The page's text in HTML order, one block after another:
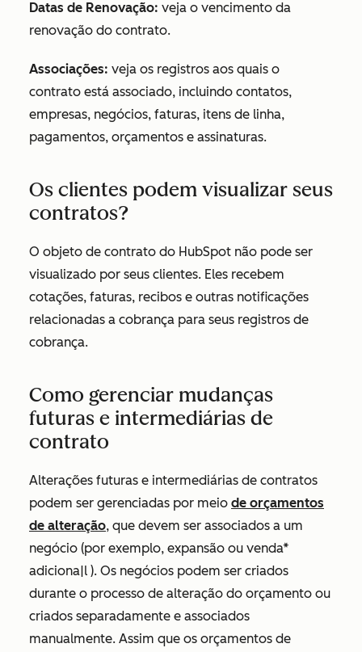
Datas de Renovação: veja o vencimento da
renovação do contrato.
Associações: veja os registros aos quais o
contrato está associado, incluindo contatos,
empresas, negócios, faturas, itens de linha,
pagamentos, orçamentos e assinaturas.
Os clientes podem visualizar seus
contratos?
O objeto de contrato do HubSpot não pode ser
visualizado por seus clientes. Eles recebem
cotações, faturas, recibos e outras notificações
relacionadas a cobrança para seus registros de
cobrança.
Como gerenciar mudanças
futuras e intermediárias de
contrato
Alterações futuras e intermediárias de contratos
podem ser gerenciadas por meio de orçamentos
de alteração, que devem ser associados a um
negócio (por exemplo, expansão ou venda*
adiciona|l ). Os negócios podem ser criados
durante o processo de alteração do orçamento ou
criados separadamente e associados
manualmente. Assim que os orçamentos de